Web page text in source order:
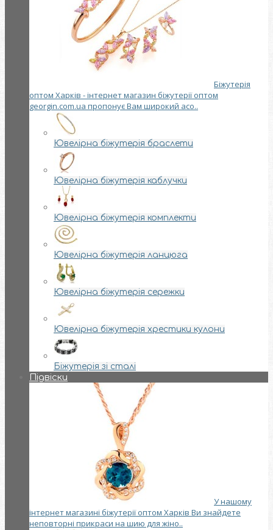
Біжутерія
оптом Харків - інтернет магазин біжутерії оптом
georgin.com.ua пропонує Вам широкий асо..
Ювелірна біжутерія браслети
Ювелірна біжутерія каблучки
Ювелірна біжутерія комплекти
Ювелірна біжутерія ланцюга
Ювелірна біжутерія сережки
Ювелірна біжутерія хрестики кулони
Біжутерія зі сталі
Підвіски
У нашому
інтернет магазині біжутерії оптом Харків Ви знайдете
неповторні прикраси на шию для жіно..